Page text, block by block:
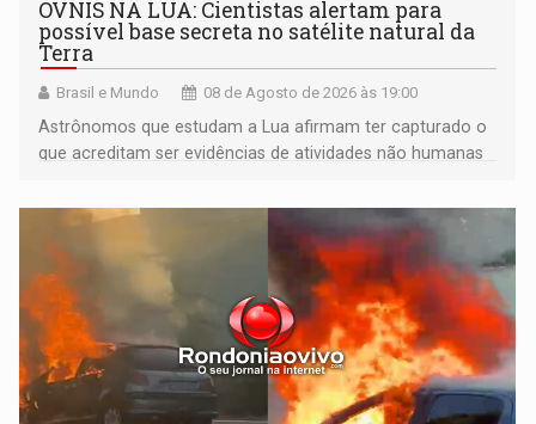
OVNIS NA LUA: Cientistas alertam para
possível base secreta no satélite natural da
Terra
Brasil e Mundo 08 de Agosto de 2026 às 19:00
Astrônomos que estudam a Lua afirmam ter capturado o
que acreditam ser evidências de atividades não humanas
órbita